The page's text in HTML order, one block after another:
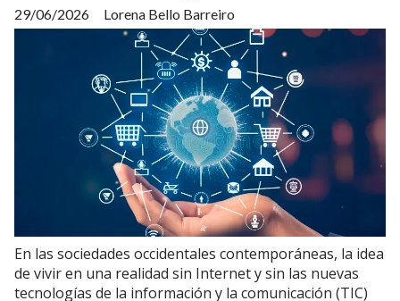
Lorena Bello Barreiro
29/06/2026
En las sociedades occidentales contemporáneas, la idea
de vivir en una realidad sin Internet y sin las nuevas
tecnologías de la información y la comunicación (TIC)